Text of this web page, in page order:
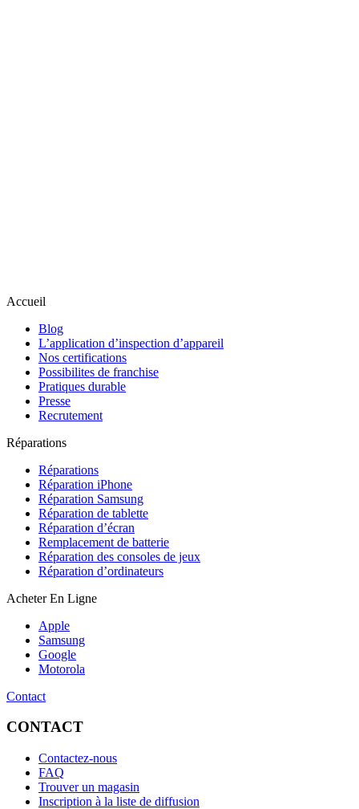
Accueil
Blog
L’application d’inspection d’appareil
Nos certifications
Possibilites de franchise
Pratiques durable
Presse
Recrutement
Réparations
Réparations
Réparation iPhone
Réparation Samsung
Réparation de tablette
Réparation d’écran
Remplacement de batterie
Réparation des consoles de jeux
Réparation d’ordinateurs
Acheter En Ligne
Apple
Samsung
Google
Motorola
Contact
CONTACT
Contactez-nous
FAQ
Trouver un magasin
Inscription à la liste de diffusion